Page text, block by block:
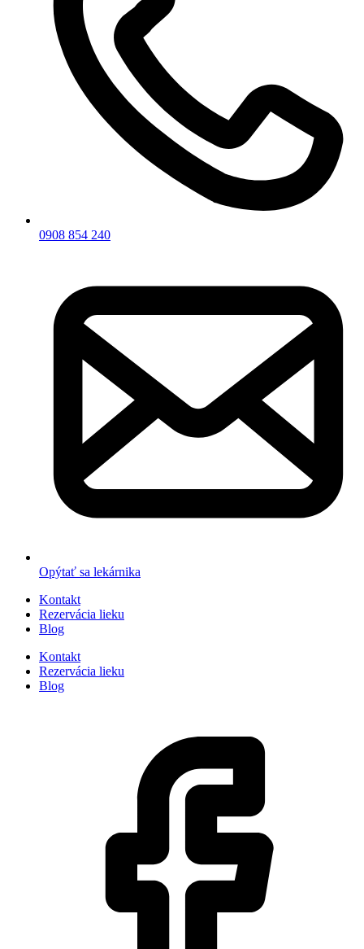
0908 854 240
Opýtať sa lekárnika
Kontakt
Rezervácia lieku
Blog
Kontakt
Rezervácia lieku
Blog